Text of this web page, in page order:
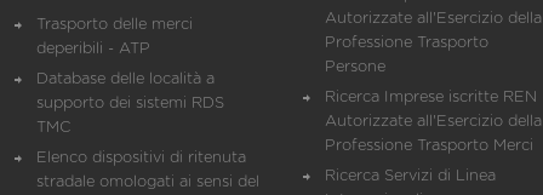
Trasporto delle merci
deperibili - ATP
Database delle località a
supporto dei sistemi RDS
TMC
Elenco dispositivi di ritenuta
stradale omologati ai sensi del
Autorizzate all'Esercizio della
Professione Trasporto
Persone
Ricerca Imprese iscritte REN
Autorizzate all'Esercizio della
Professione Trasporto Merci
Ricerca Servizi di Linea